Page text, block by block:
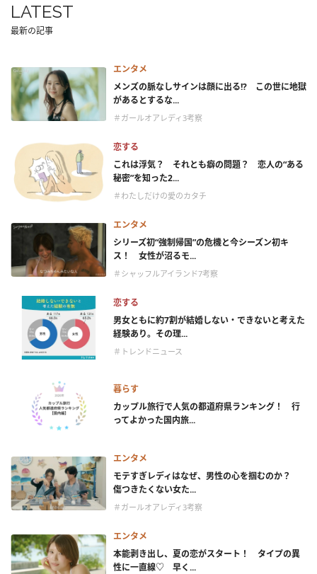
LATEST
最新の記事
エンタメ
メンズの脈なしサインは顔に出る!? この世に地獄
があるとするな...
＃ガールオアレディ3考察
恋する
これは浮気？ それとも癖の問題？ 恋人の“ある
秘密”を知った2...
＃わたしだけの愛のカタチ
エンタメ
シリーズ初“強制帰国”の危機と今シーズン初キ
ス！ 女性が沼るモ...
＃シャッフルアイランド7考察
恋する
男女ともに約7割が結婚しない・できないと考えた
経験あり。その理...
＃トレンドニュース
暮らす
カップル旅行で人気の都道府県ランキング！ 行
ってよかった国内旅...
エンタメ
モテすぎレディはなぜ、男性の心を掴むのか？
傷つきたくない女た...
＃ガールオアレディ3考察
エンタメ
本能剥き出し、夏の恋がスタート！ タイプの異
性に一直線♡ 早く...